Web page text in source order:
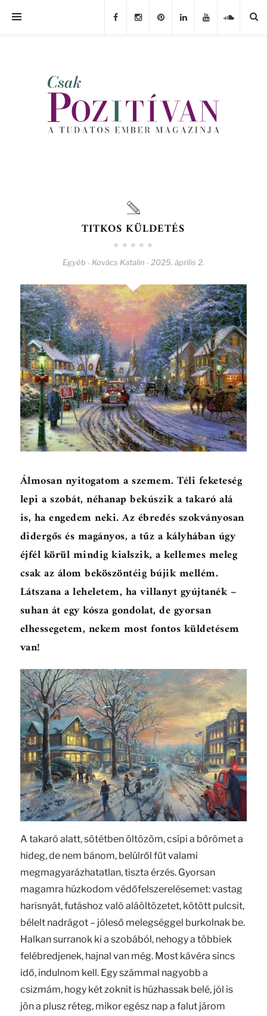
TITKOS KÜLDETÉS
Egyéb - Kovács Katalin - 2025. április 2.
Álmosan nyitogatom a szemem. Téli feketeség
lepi a szobát, néhanap bekúszik a takaró alá
is, ha engedem neki. Az ébredés szokványosan
didergős és magányos, a tűz a kályhában úgy
éjfél körül mindig kialszik, a kellemes meleg
csak az álom beköszöntéig bújik mellém.
Látszana a leheletem, ha villanyt gyújtanék –
suhan át egy kósza gondolat, de gyorsan
elhessegetem, nekem most fontos küldetésem
van!
A takaró alatt, sötétben öltözöm, csípi a bőrömet a
hideg, de nem bánom, belülről fűt valami
megmagyarázhatatlan, tiszta érzés. Gyorsan
magamra húzkodom védőfelszerelésemet: vastag
harisnyát, futáshoz való aláöltözetet, kötött pulcsit,
bélelt nadrágot – jóleső melegséggel burkolnak be.
Halkan surranok ki a szobából, nehogy a többiek
felébredjenek, hajnal van még. Most kávéra sincs
idő, indulnom kell. Egy számmal nagyobb a
csizmám, hogy két zoknit is húzhassak belé, jól is
jön a plusz réteg, mikor egész nap a falut járom